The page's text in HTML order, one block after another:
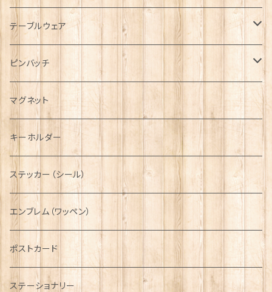
キャップ
ハンチング帽
ディアストーカー
ニット帽
Tシャツ
マフラー
タータン【Bronte by Moon】
タータン【Glencroft】
ボタンラップマフラー【Aran Traditions】
サッシュ
スカーフ
ファッションマスク
ブローチ
ペンダント
チャーム
その他のアクセサリー
インテリア置物
ラブスプーン
ラブスプーン【SION LLEWELLYN】
ラブスプーン【PAUL CURTIS】
ファブリック
テーブルウェア
ティータオル
ペーパーナプキン
ティーコジー
その他テーブルウェア
ピンバッチ
ジェネラルデザイン
乗り物
動物＆植物
国旗＆紋章
音楽＆楽器
運動＆人物
ミリタリー
NAVY
AIRFORCE
ARMY
ピューター
マグネット
キーホルダー
ステッカー（シール）
エンブレム（ワッペン）
ポストカード
ステーショナリー